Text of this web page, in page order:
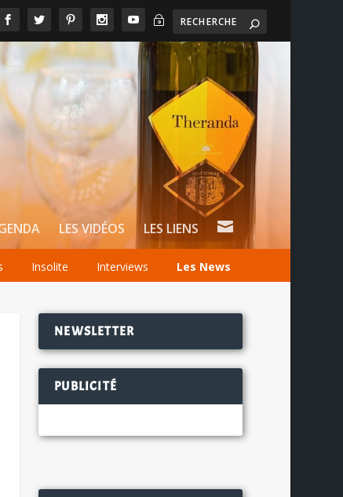
~
LES VIDÉOS LES LIENS 
Insolite Interviews Les News
NEWSLETTER
PUBLICITÉ